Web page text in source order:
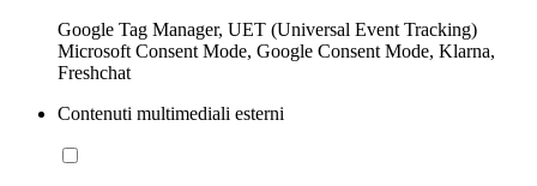
Google Tag Manager, UET (Universal Event Tracking)
Microsoft Consent Mode, Google Consent Mode, Klarna,
Freshchat
Contenuti multimediali esterni